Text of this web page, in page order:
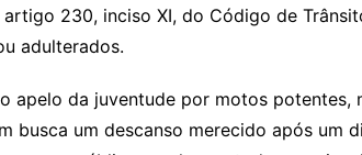
230, inciso XI, do Código de
adulterados.
apelo da juventude por motos potentes,
busca um descanso merecido após um